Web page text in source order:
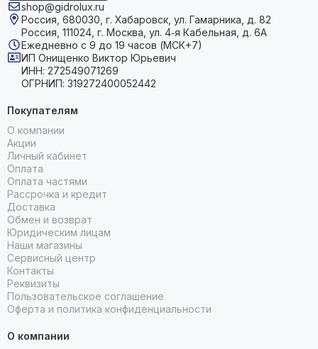
shop@gidrolux.ru
Россия, 680030, г. Хабаровск, ул. Гамарника, д. 82
Россия, 111024, г. Москва, ул. 4‑я Кабельная, д. 6А
Ежедневно с 9 до 19 часов (МСК+7)
ИП Онищенко Виктор Юрьевич
ИНН: 272549071269
ОГРНИП: 319272400052442
Покупателям
О компании
Акции
Личный кабинет
Оплата
Оплата частями
Рассрочка и кредит
Доставка
Обмен и возврат
Юридическим лицам
Наши магазины
Сервисный центр
Контакты
Реквизиты
Пользовательское соглашение
Оферта и политика конфиденциальности
О компании